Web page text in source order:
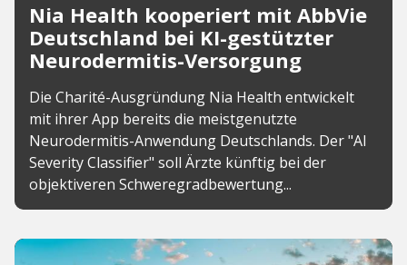
Nia Health kooperiert mit AbbVie
Deutschland bei KI-gestützter
Neurodermitis-Versorgung
Die Charité-Ausgründung Nia Health entwickelt
mit ihrer App bereits die meistgenutzte
Neurodermitis-Anwendung Deutschlands. Der "AI
Severity Classifier" soll Ärzte künftig bei der
objektiveren Schweregradbewertung...